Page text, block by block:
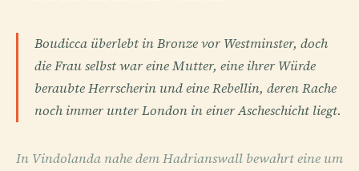
Boudicca überlebt in Bronze vor Westminster, doch
die Frau selbst war eine Mutter, eine ihrer Würde
beraubte Herrscherin und eine Rebellin, deren Rache
noch immer unter London in einer Ascheschicht liegt.
In Vindolanda nahe dem Hadrianswall bewahrt eine um